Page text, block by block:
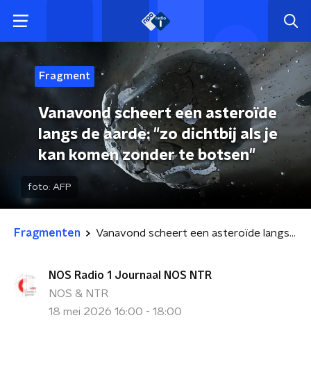
Fragment
Vanavond scheert een asteroïde
langs de aarde: "zo dichtbij als je
kan komen zonder te botsen"
foto: AFP
Fragmenten Vanavond scheert een asteroïde langs de aarde: "zo dichtbij als je kan komen zonder te botsen"
NOS Radio 1 Journaal NOS NTR
NOS & NTR
18 mei 2026 16:00 - 18:00